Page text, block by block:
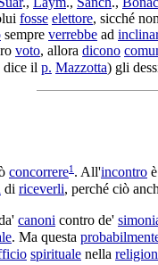
fosse elettore, sicché
sempre verrebbe ad
voto, allora dicono
dice il p. Mazzotta) gli
concorrere1 . All'incontro è
di riceverli, perché ciò
canoni contro de'
. Ma questa
spirituale nella